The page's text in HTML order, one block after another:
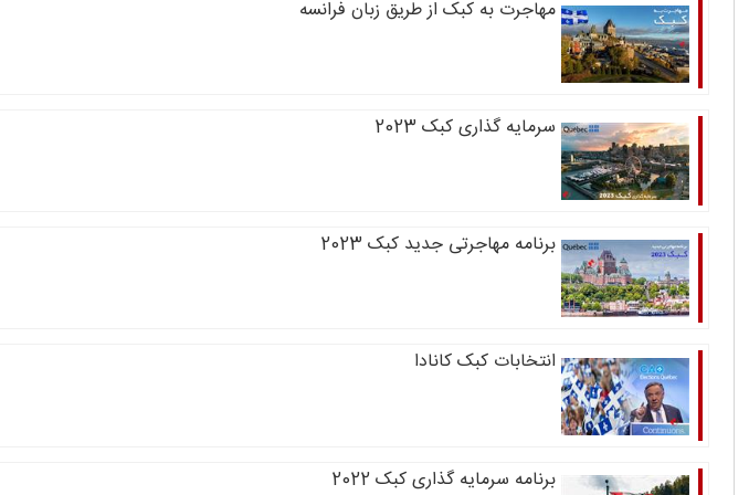
مهاجرت به کبک از طریق زبان فرانسه
سرمایه گذاری کبک 2023
برنامه مهاجرتی جدید کبک 2023
انتخابات کبک کانادا
برنامه سرمایه گذاری کبک 2022